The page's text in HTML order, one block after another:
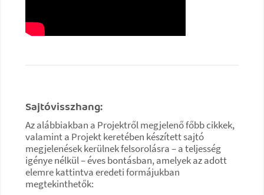
Sajtóvisszhang:
Az alábbiakban a Projektről megjelenő főbb cikkek,
valamint a Projekt keretében készített sajtó
megjelenések kerülnek felsorolásra – a teljesség
igénye nélkül – éves bontásban, amelyek az adott
elemre kattintva eredeti formájukban
megtekinthetők: